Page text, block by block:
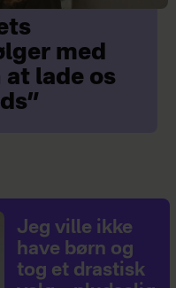
med
lade os
Jeg ville ikke
have børn og
tog et drastisk